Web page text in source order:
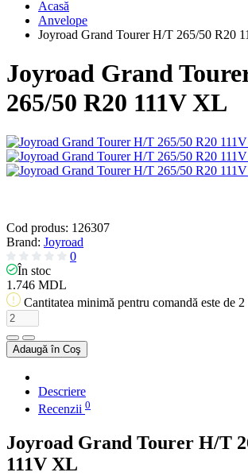
Acasă
Anvelope
Joyroad Grand Tourer H/T 265/50 R20
Joyroad Grand
265/50 R20 111V XL
Cod produs: 126307
Brand: Joyroad
0
În stoc
1.746 MDL
Cantitatea minimă pentru comandă este de 2
Adaugă în Coş
Descriere
Recenzii 0
Joyroad Grand Tourer H/T
111V XL